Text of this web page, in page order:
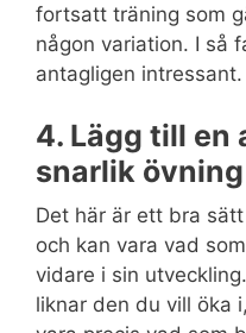
fortsatt träning som
någon variation. I så
antagligen intressant.
4. Lägg till en
snarlik övning
Det här är ett bra
och kan vara vad
vidare i sin
liknar den du vill öka